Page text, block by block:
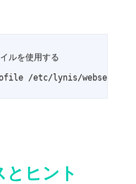
ルを使用する
/etc/lynis/
ヒント